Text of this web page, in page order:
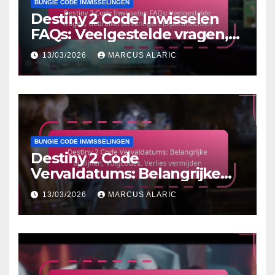
BUNGIE CODE INWISSELINGEN
Destiny 2 Code Inwisselen
FAQs: Veelgestelde vragen,
Gebruikerservaringen,
Expertinzichten
13/03/2026 MARCUS ALARIC
BUNGIE CODE INWISSELINGEN
Destiny 2 Code
Vervaldatums: Belangrijke
tijdlijnen, Volgcodes, Verlies
vermijden
13/03/2026 MARCUS ALARIC